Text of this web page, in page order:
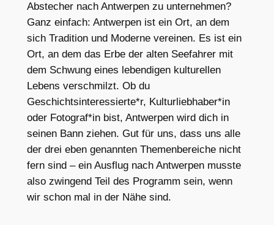
Abstecher nach Antwerpen zu unternehmen?
Ganz einfach: Antwerpen ist ein Ort, an dem
sich Tradition und Moderne vereinen. Es ist ein
Ort, an dem das Erbe der alten Seefahrer mit
dem Schwung eines lebendigen kulturellen
Lebens verschmilzt. Ob du
Geschichtsinteressierte*r, Kulturliebhaber*in
oder Fotograf*in bist, Antwerpen wird dich in
seinen Bann ziehen. Gut für uns, dass uns alle
der drei eben genannten Themenbereiche nicht
fern sind – ein Ausflug nach Antwerpen musste
also zwingend Teil des Programm sein, wenn
wir schon mal in der Nähe sind.